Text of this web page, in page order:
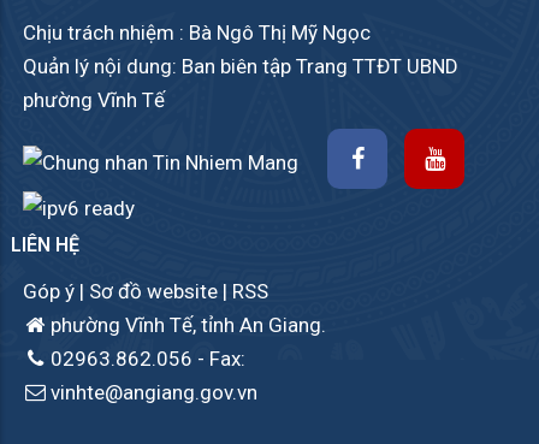
Chịu trách nhiệm : Bà Ngô Thị Mỹ Ngọc
Quản lý nội dung: Ban biên tập Trang TTĐT UBND
phường Vĩnh Tế
LIÊN HỆ
Góp ý | Sơ đồ website | RSS
phường Vĩnh Tế, tỉnh An Giang.
02963.862.056 - Fax:
vinhte@angiang.gov.vn